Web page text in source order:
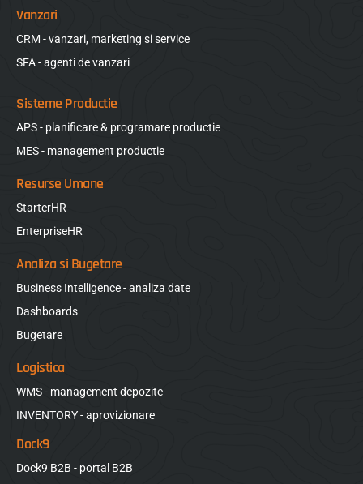
Vanzari
CRM - vanzari, marketing si service
SFA - agenti de vanzari
Sisteme Productie
APS - planificare & programare productie
MES - management productie
Resurse Umane
StarterHR
EnterpriseHR
Analiza si Bugetare
Business Intelligence - analiza date
Dashboards
Bugetare
Logistica
WMS - management depozite
INVENTORY - aprovizionare
Dock9
Dock9 B2B - portal B2B